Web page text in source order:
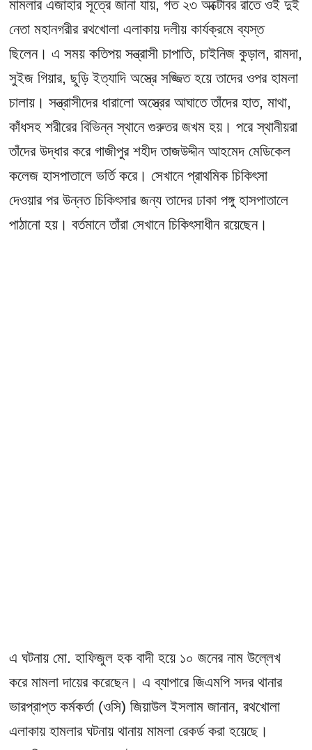
মামলার এজাহার সূত্রে জানা যায়, গত ২৩ অক্টোবর রাতে ওই দুই
নেতা মহানগরীর রথখোলা এলাকায় দলীয় কার্যক্রমে ব্যস্ত
ছিলেন। এ সময় কতিপয় সন্ত্রাসী চাপাতি, চাইনিজ কুড়াল, রামদা,
সুইজ গিয়ার, ছুড়ি ইত্যাদি অস্ত্রে সজ্জিত হয়ে তাদের ওপর হামলা
চালায়। সন্ত্রাসীদের ধারালো অস্ত্রের আঘাতে তাঁদের হাত, মাথা,
কাঁধসহ শরীরের বিভিন্ন স্থানে গুরুতর জখম হয়। পরে স্থানীয়রা
তাঁদের উদ্ধার করে গাজীপুর শহীদ তাজউদ্দীন আহমেদ মেডিকেল
কলেজ হাসপাতালে ভর্তি করে। সেখানে প্রাথমিক চিকিৎসা
দেওয়ার পর উন্নত চিকিৎসার জন্য তাদের ঢাকা পঙ্গু হাসপাতালে
পাঠানো হয়। বর্তমানে তাঁরা সেখানে চিকিৎসাধীন রয়েছেন।
এ ঘটনায় মো. হাফিজুল হক বাদী হয়ে ১০ জনের নাম উল্লেখ
করে মামলা দায়ের করেছেন। এ ব্যাপারে জিএমপি সদর থানার
ভারপ্রাপ্ত কর্মকর্তা (ওসি) জিয়াউল ইসলাম জানান, রথখোলা
এলাকায় হামলার ঘটনায় থানায় মামলা রেকর্ড করা হয়েছে।